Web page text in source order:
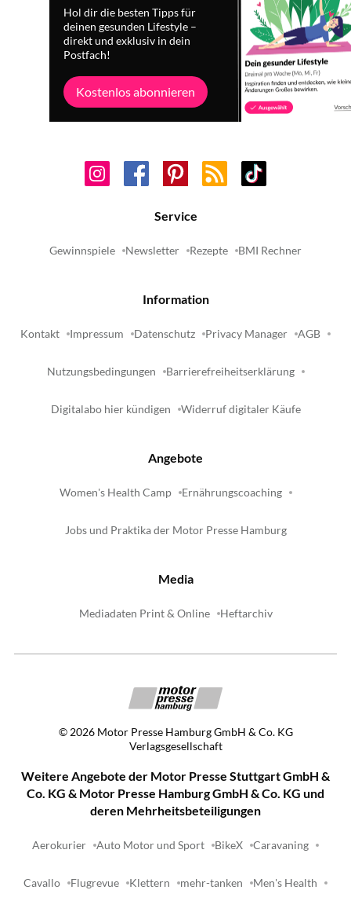
Hol dir die besten Tipps für
deinen gesunden Lifestyle –
direkt und exklusiv in dein
Postfach!
Kostenlos abonnieren
Service
Gewinnspiele Newsletter Rezepte BMI Rechner
Information
Kontakt Impressum Datenschutz Privacy Manager AGB
Nutzungsbedingungen Barrierefreiheitserklärung
Digitalabo hier kündigen Widerruf digitaler Käufe
Angebote
Women's Health Camp Ernährungscoaching
Jobs und Praktika der Motor Presse Hamburg
Media
Mediadaten Print & Online Heftarchiv
© 2026 Motor Presse Hamburg GmbH & Co. KG
Verlagsgesellschaft
Weitere Angebote der Motor Presse Stuttgart GmbH &
Co. KG & Motor Presse Hamburg GmbH & Co. KG und
deren Mehrheitsbeteiligungen
Aerokurier Auto Motor und Sport BikeX Caravaning
Cavallo Flugrevue Klettern mehr-tanken Men's Health